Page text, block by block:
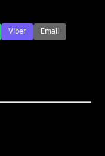
Viber Email